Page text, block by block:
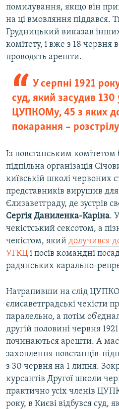
помилування, якщо він
на ці вмовляння піддався.
Грудницький виказав
комітету, і вже з 18 червня
проводять арешти.
У серпні 1921
суд, який засудив 130
ЦУПКОМу, 45 з яких
покарання – розстрілу
Із повстанським комітетом
підпільна організація
київській школі червоних
представників вирушив
Єлизаветграду, де зустрів
Сергія Даниленка-Каріна.
чекістський сексотом, а
чекістом, який долучився
УГКЦі посів командні
радянських карально-
Натрапивши на слід
єлисаветградські чекісти
паралельно, а потім
другій половині червня
починаються арешти. А
захоплення повстанців-
з 30 червня на 1 липня.
курсантів Другої школи
практично усіх членів
року, в Києві відбувся суд,